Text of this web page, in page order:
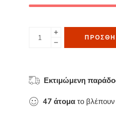
Εκτιμώμενη
47 άτομα το βλέπουν